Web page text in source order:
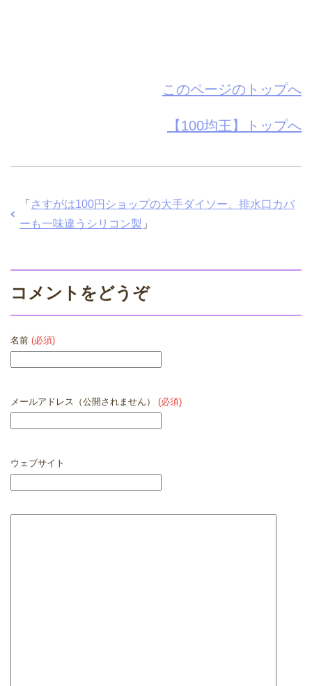
このページのトップへ
【100均王】トップへ
「 さすがは100円ショップの大手ダイソー、排水口カバ
ーも一味違うシリコン製 」
コメントをどうぞ
名前 (必須)
メールアドレス（公開されません） (必須)
ウェブサイト